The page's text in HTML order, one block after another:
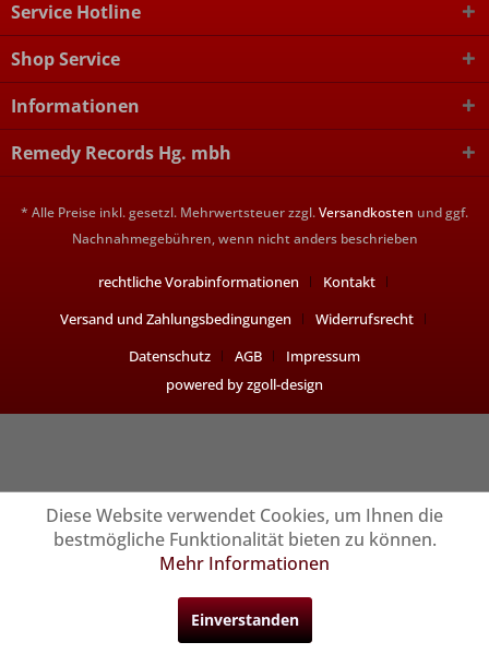
Service Hotline
Shop Service
Informationen
Remedy Records Hg. mbh
* Alle Preise inkl. gesetzl. Mehrwertsteuer zzgl.Versandkosten und ggf.
Nachnahmegebühren, wenn nicht anders beschrieben
rechtliche Vorabinformationen
Kontakt
Versand und Zahlungsbedingungen
Widerrufsrecht
Datenschutz
AGB
Impressum
powered by zgoll-design
Diese Website verwendet Cookies, um Ihnen die
bestmögliche Funktionalität bieten zu können.
Mehr Informationen
Einverstanden